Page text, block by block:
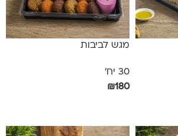
מגש לביבות
30 יח'
₪180